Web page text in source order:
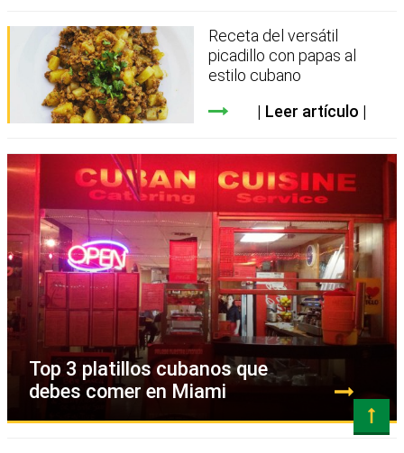
Receta del versátil
picadillo con papas al
estilo cubano
Leer artículo
Top 3 platillos cubanos que
debes comer en Miami